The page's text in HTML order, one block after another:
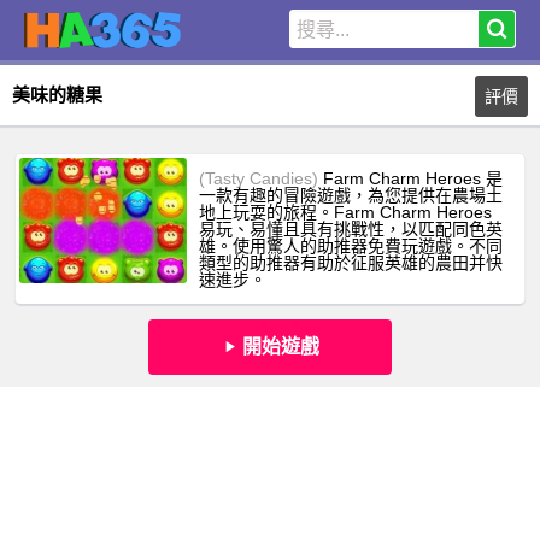
美味的糖果 評價
(Tasty Candies) Farm Charm Heroes 是
一款有趣的冒險遊戲，為您提供在農場土
地上玩耍的旅程。Farm Charm Heroes
易玩、易懂且具有挑戰性，以匹配同色英
雄。使用驚人的助推器免費玩遊戲。不同
類型的助推器有助於征服英雄的農田并快
速進步。
開始遊戲